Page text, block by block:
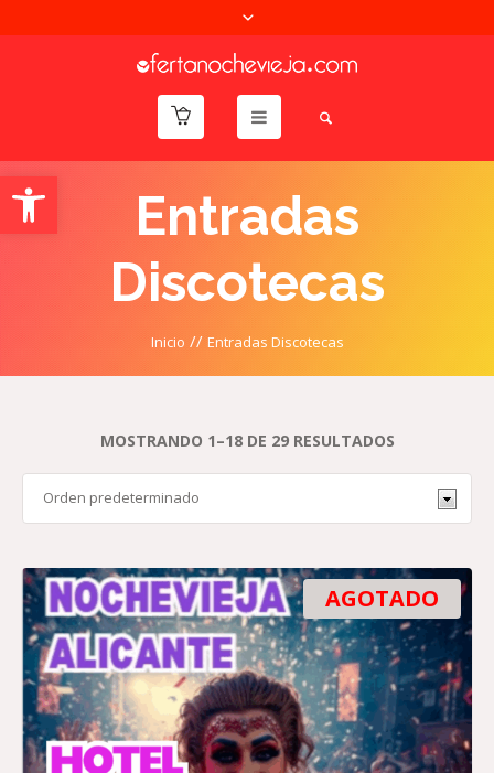
Abrir barra de herramientasEntradas
Discotecas
Inicio // Entradas Discotecas
MOSTRANDO 1–18 DE 29 RESULTADOS
AGOTADO